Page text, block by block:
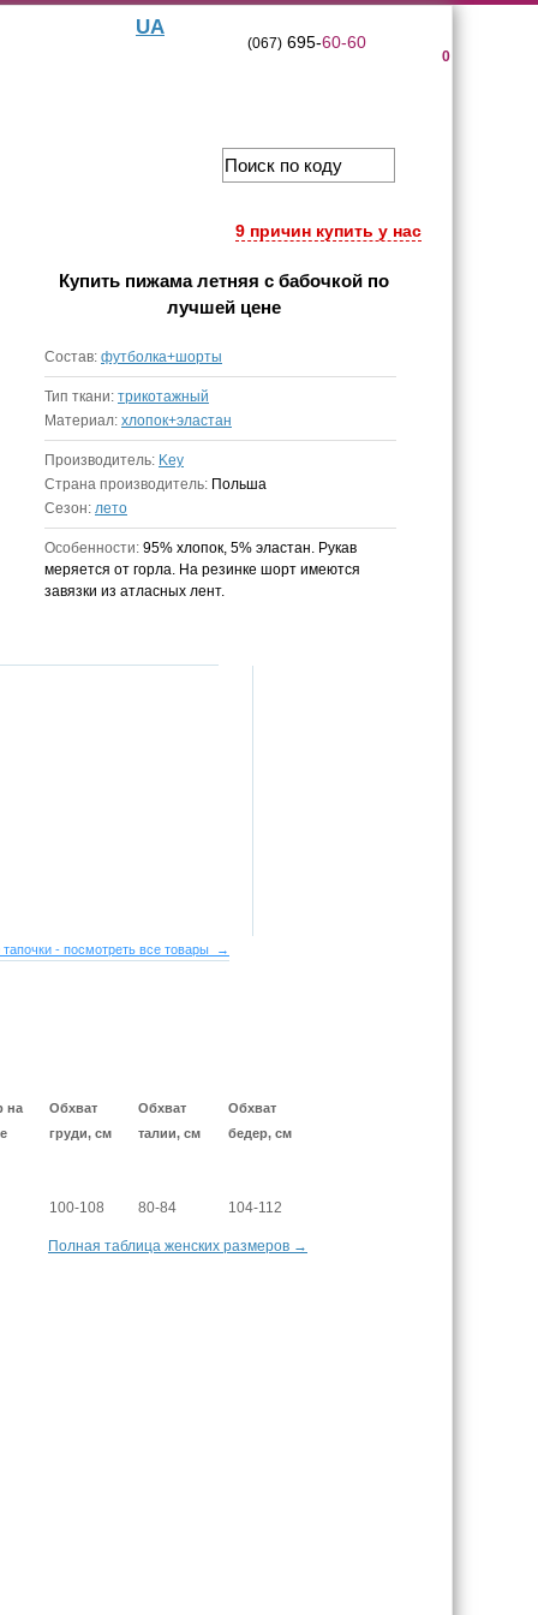
UA
0
(067)695-60-60
9 причин купить у нас
Купить пижама летняя с бабочкойпо
лучшей цене
Состав: футболка+шорты
Тип ткани: трикотажный
Материал: хлопок+эластан
Производитель: Key
Страна производитель: Польша
Сезон: лето
Особенности: 95% хлопок, 5% эластан. Рукав
меряется от горла. На резинке шорт имеются
завязки из атласных лент.
- посмотреть все товары →
на
Обхват
груди, см
Обхват
талии, см
Обхват
бедер, см
100-108 80-84 104-112
Полная таблица женских размеров →